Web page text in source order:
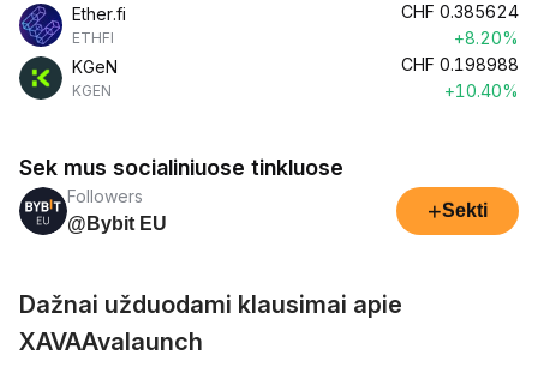
Ether.fi
ETHFI
CHF 0.385624
+8.20%
KGeN
KGEN
CHF 0.198988
+10.40%
Sek mus socialiniuose tinkluose
Followers
@Bybit EU
+Sekti
Dažnai užduodami klausimai apie
XAVAAvalaunch